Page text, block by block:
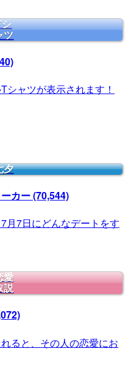
シ
ツ
シャツが表示されます！
夕
カー(70,544)
月7日にどんなデートをす
愛
説
ると、その人の恋愛にお